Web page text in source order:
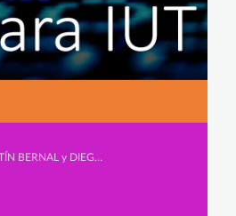
Secundaria, VICTOR MARTÍN BERNAL y DIEGO BLÁZQUEZ BANDEIRAS